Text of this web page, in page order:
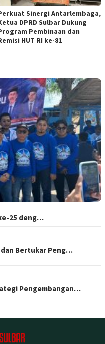
Sinergi Antarlembaga,
DPRD Sulbar Dukung
Pembinaan dan
HUT RI ke-81
25 deng…
dan Bertukar Peng…
Pengembangan…